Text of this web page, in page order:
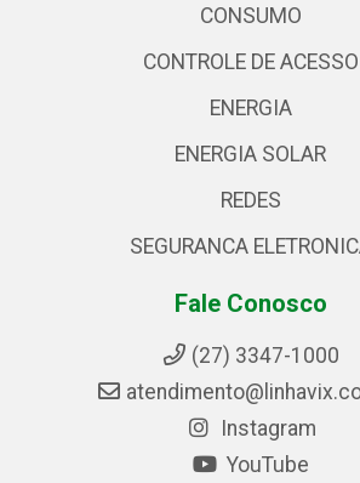
CONSUMO
CONTROLE DE ACESSO
ENERGIA
ENERGIA SOLAR
REDES
SEGURANCA
Fale Conosco
(27) 3347-1000
Instagram
YouTube